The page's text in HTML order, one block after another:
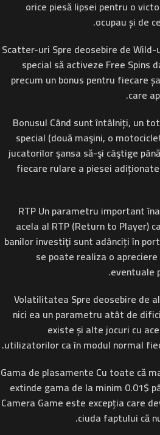
orice piesă lipsei pentru o
ocupau și de
Scatter-uri Spre deosebire de
special să activeze Free Spins
precum un bonus pentru fiecare
care
Bonusul Când sunt întâlniți, un
special (două maşini, o
jucatorilor şansa să-şi câştige
fiecare rulare a piesei
RTPUn parametru important
acela al RTP (Return to Player)
banilor investiţi sunt adânciți în
se poate realiza o
eventuale
Volatilitatea Spre deosebire de
nici ea un parametru atât de
existe și alte jocuri cu
utilizatorilor ca în modul normal
Gama de plasamente Cu toate că
extinde gama de la minim 0.01$
Camera Game este excepția care
ciuda faptului că